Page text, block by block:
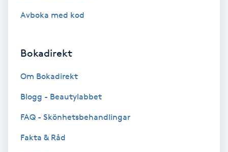
Personal shopper
Personlig tränare
Avboka med kod
Bokadirekt
Om Bokadirekt
Blogg - Beautylabbet
FAQ - Skönhetsbehandlingar
Fakta & Råd